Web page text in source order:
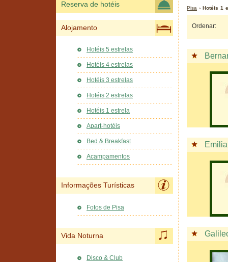
Pisa › Hotéis 1
Ordenar:
Emilia
Reserva de hotéis
Alojamento
Hotéis 5 estrelas
Hotéis 4 estrelas
Hotéis 3 estrelas
Hotéis 2 estrelas
Hotéis 1 estrela
Apart-hotéis
Bed & Breakfast
Acampamentos
Informações Turísticas
Fotos de Pisa
Vida Noturna
Disco & Club